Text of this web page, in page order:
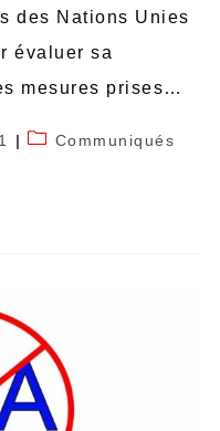
des Nations Unies
évaluer sa
mesures prises…
Communiqués